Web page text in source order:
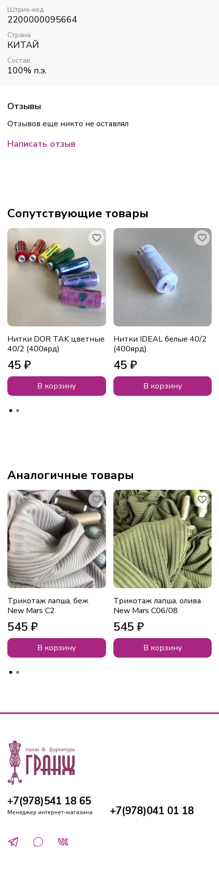
Штрих-код
2200000095664
Страна
КИТАЙ
Состав
100% п.э.
Отзывы
Отзывов еще никто не оставлял
Написать отзыв
Сопутствующие товары
Нитки DOR TAK цветные
40/2 (400ярд)
45 ₽
В корзину
Нитки IDEAL белые 40/2
(400ярд)
45 ₽
В корзину
Аналогичные товары
Трикотаж лапша, беж
New Mars С2
545 ₽
В корзину
Трикотаж лапша, олива
New Mars С06/08
545 ₽
В корзину
+7(978)541 18 65
Менеджер интернет-магазина +7(978)041 01 18